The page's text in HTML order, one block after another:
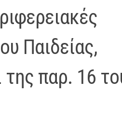
Παιδείας,
παρ. 16